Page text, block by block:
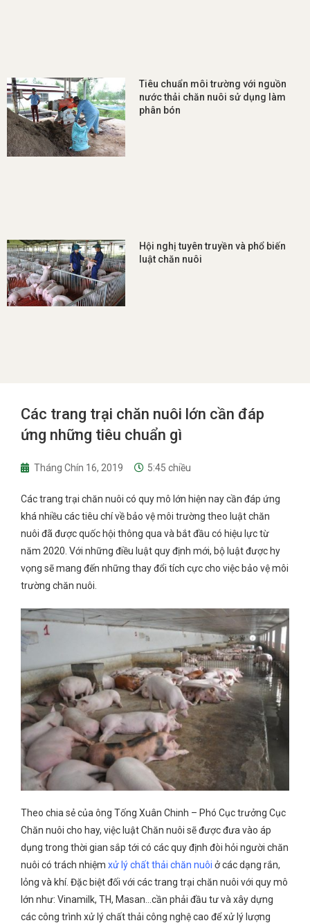
Tiêu chuẩn môi trường với nguồn
nước thải chăn nuôi sử dụng làm
phân bón
Hội nghị tuyên truyền và phổ biến
luật chăn nuôi
Các trang trại chăn nuôi lớn cần đáp
ứng những tiêu chuẩn gì
Tháng Chín 16, 2019 5:45 chiều
Các trang trại chăn nuôi có quy mô lớn hiện nay cần đáp ứng
khá nhiều các tiêu chí về bảo vệ môi trường theo luật chăn
nuôi đã được quốc hội thông qua và bắt đầu có hiệu lực từ
năm 2020. Với những điều luật quy định mới, bộ luật được hy
vọng sẽ mang đến những thay đổi tích cực cho việc bảo vệ môi
trường chăn nuôi.
Theo chia sẻ của ông Tống Xuân Chinh – Phó Cục trưởng Cục
Chăn nuôi cho hay, việc luật Chăn nuôi sẽ được đưa vào áp
dụng trong thời gian sắp tới có các quy định đòi hỏi người chăn
nuôi có trách nhiệm xử lý chất thải chăn nuôi ở các dạng rắn,
lỏng và khí. Đặc biệt đối với các trang trại chăn nuôi với quy mô
lớn như: Vinamilk, TH, Masan…cần phải đầu tư và xây dựng
các công trình xử lý chất thải công nghệ cao để xử lý lượng